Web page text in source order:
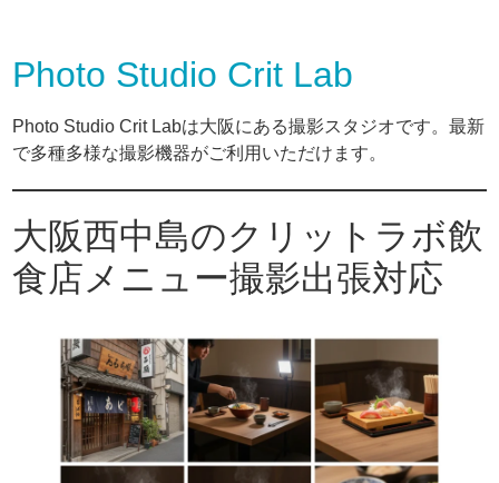
Photo Studio Crit Lab
Photo Studio Crit Labは大阪にある撮影スタジオです。最新
で多種多様な撮影機器がご利用いただけます。
大阪西中島のクリットラボ飲
食店メニュー撮影出張対応